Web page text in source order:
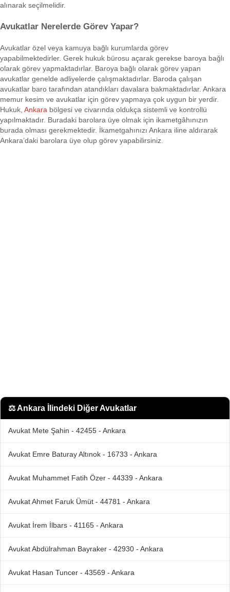
alınarak seçilmelidir.
Avukatlar Nerelerde Görev Yapar?
Avukatlar özel veya kamuya bağlı kurumlarda görev
yapabilmektedirler. Gerek hukuk bürosu açarak gerekse baroya bağlı
olarak görev yapmaktadırlar. Baroya bağlı olarak görev yapan
avukatlar genelde adliyelerde çalışmaktadırlar. Baroda çalışan
avukatlar baro tarafından atandıkları davalara bakmaktadırlar. Ankara
memur kesim ve avukatlar için görev yapmaya çok uygun bir yerdir.
Hukuk, Ankara bölgesi ve civarında oldukça sistemli ve kontrollü
yapılmaktadır. Buradaki barolara üye olmak için ikametgâhınızın
burada olması gerekmektedir. İkametgahınızı Ankara iline aldırarak
Ankara’daki barolara üye olup görev yapabilirsiniz.
⚖️Ankara İlindeki Diğer Avukatlar
Avukat Mete Şahin - 42455 - Ankara
Avukat Emre Baturay Altınok - 16733 - Ankara
Avukat Muhammet Fatih Özer - 44339 - Ankara
Avukat Ahmet Faruk Ümüt - 44781 - Ankara
Avukat İrem İlbars - 41165 - Ankara
Avukat Abdülrahman Bayraker - 42930 - Ankara
Avukat Hasan Tuncer - 43569 - Ankara